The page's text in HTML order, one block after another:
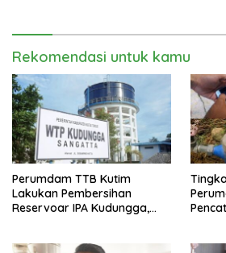
Rekomendasi untuk kamu
Perumdam TTB Kutim
Lakukan Pembersihan
Reservoar IPA Kudungga,